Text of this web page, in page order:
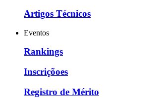
Artigos Técnicos
Eventos
Rankings
Inscriçõoes
Registro de Mérito